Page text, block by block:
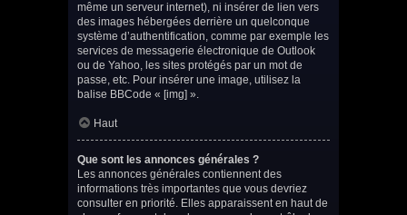
même un serveur internet), ni insérer de lien vers
des images hébergées derrière un quelconque
système d’authentification, comme par exemple les
services de messagerie électronique de Outlook
ou de Yahoo, les sites protégés par un mot de
passe, etc. Pour insérer une image, utilisez la
balise BBCode « [img] ».
Haut
Que sont les annonces générales ?
Les annonces générales contiennent des
informations très importantes que vous devriez
consulter en priorité. Elles apparaissent en haut de